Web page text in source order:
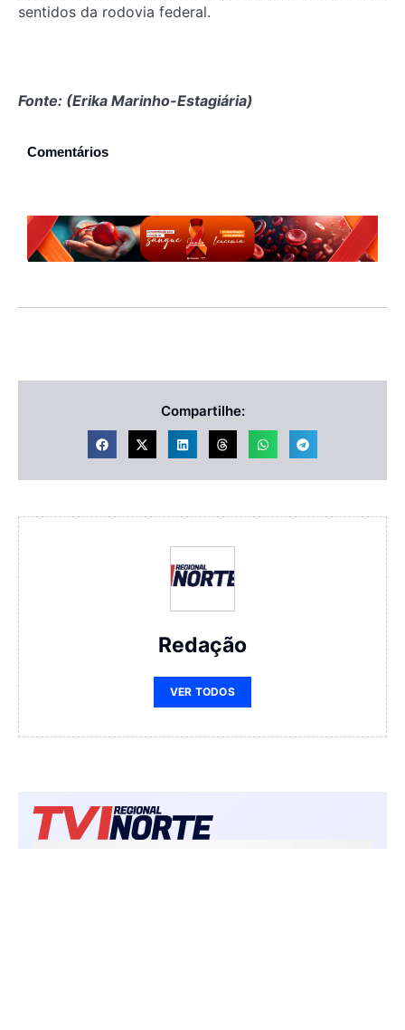
sentidos da rodovia federal.
Fonte: (Erika Marinho-Estagiária)
Comentários
Compartilhe:
Redação
VER TODOS